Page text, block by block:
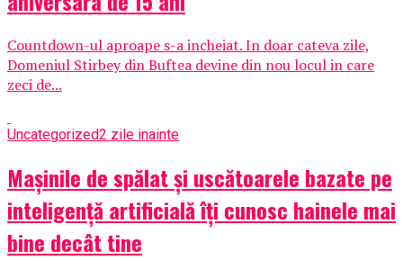
Countdown-ul aproape s-a incheiat. In doar cateva zile,
Domeniul Stirbey din Buftea devine din nou locul in care
zeci de...
Uncategorized2 zile inainte
Mașinile de spălat și uscătoarele bazate pe
inteligență artificială îți cunosc hainele mai
bine decât tine